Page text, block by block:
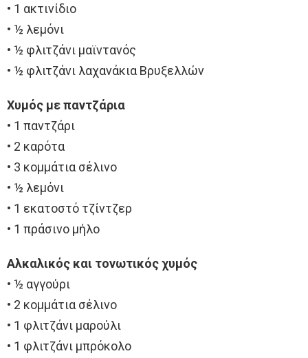
• 1 ακτινίδιο
• ½ λεμόνι
• ½ φλιτζάνι μαϊντανός
• ½ φλιτζάνι λαχανάκια Βρυξελλών
Χυμός με παντζάρια
• 1 παντζάρι
• 2 καρότα
• 3 κομμάτια σέλινο
• ½ λεμόνι
• 1 εκατοστό τζίντζερ
• 1 πράσινο μήλο
Αλκαλικός και τονωτικός χυμός
• ½ αγγούρι
• 2 κομμάτια σέλινο
• 1 φλιτζάνι μαρούλι
• 1 φλιτζάνι μπρόκολο